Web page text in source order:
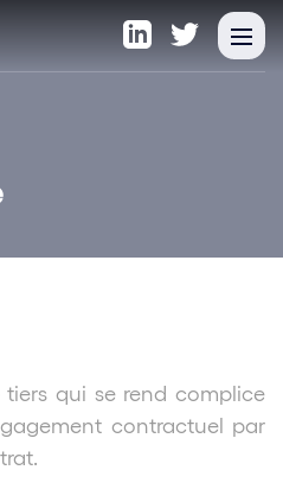
qui se rend complice
contractuel par